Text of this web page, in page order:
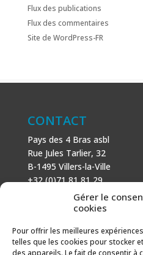
Gérer le
cookies
Pour offrir les meilleures
telles que les cookies pour stocker
des appareils. Le fait de consentir à
Flux des publications
Flux des commentaires
Site de WordPress-FR
CONTACT
Pays des 4 Bras asbl
Rue Jules Tarlier, 32
B-1495 Villers-la-Ville
+32 (0)71 81 81 29
N° d’entreprise : 666 464 432
Mentions légales